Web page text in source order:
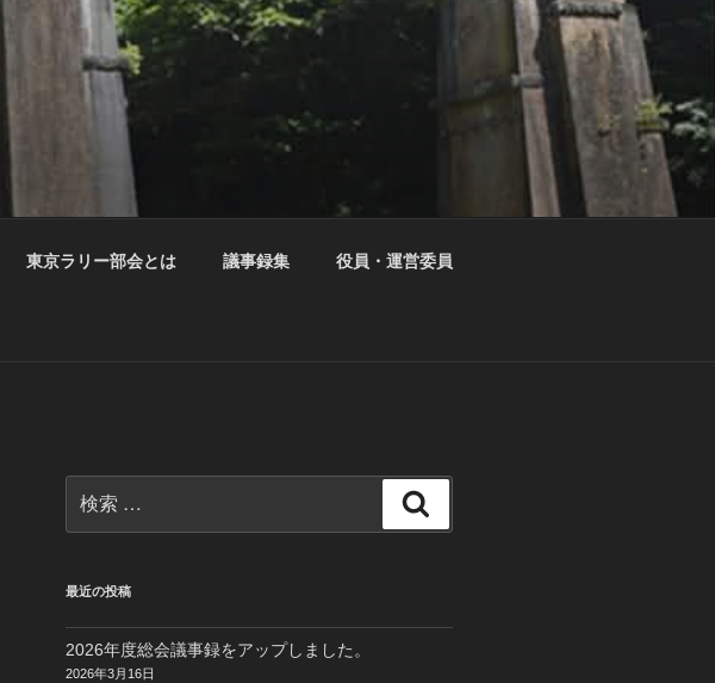
東京ラリー部会とは 議事録集 役員・運営委員
索:
索
最近の投稿
2026年度総会議事録をアップしました。
2026年3月16日